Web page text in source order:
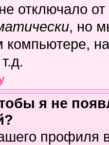
отключало
, но
я не